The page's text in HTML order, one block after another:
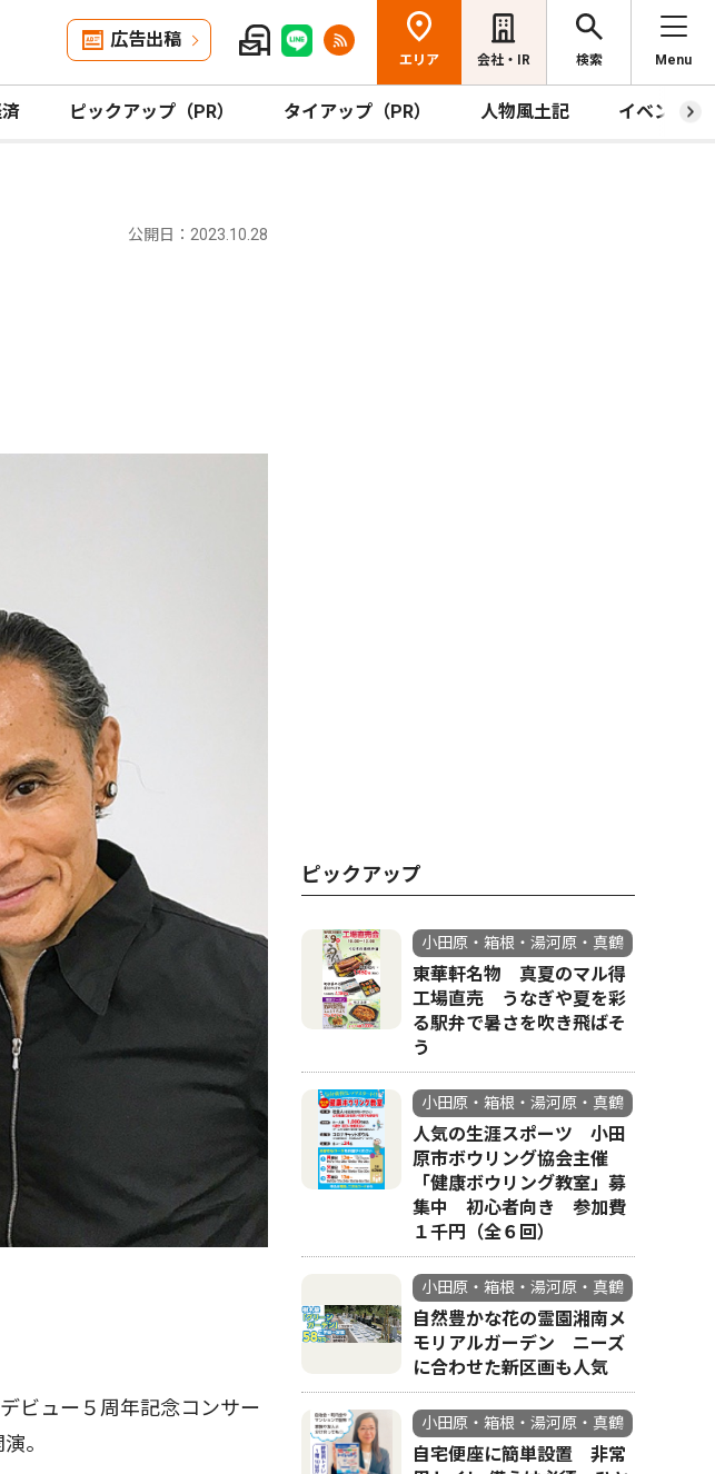
広告出稿
エリア 会社・IR 検索 Menu
ピックアップ（PR） タイアップ（PR） 人物風土記 イベント
公開日：2023.10.28
ビュー５周年記念コンサー
。
ピックアップ
小田原・箱根・湯河原・真鶴
東華軒名物 真夏のマル得
工場直売 うなぎや夏を彩
る駅弁で暑さを吹き飛ばそ
う
小田原・箱根・湯河原・真鶴
人気の生涯スポーツ 小田
原市ボウリング協会主催
「健康ボウリング教室」募
集中 初心者向き 参加費
１千円（全６回）
小田原・箱根・湯河原・真鶴
自然豊かな花の霊園湘南メ
モリアルガーデン ニーズ
に合わせた新区画も人気
小田原・箱根・湯河原・真鶴
自宅便座に簡単設置 非常